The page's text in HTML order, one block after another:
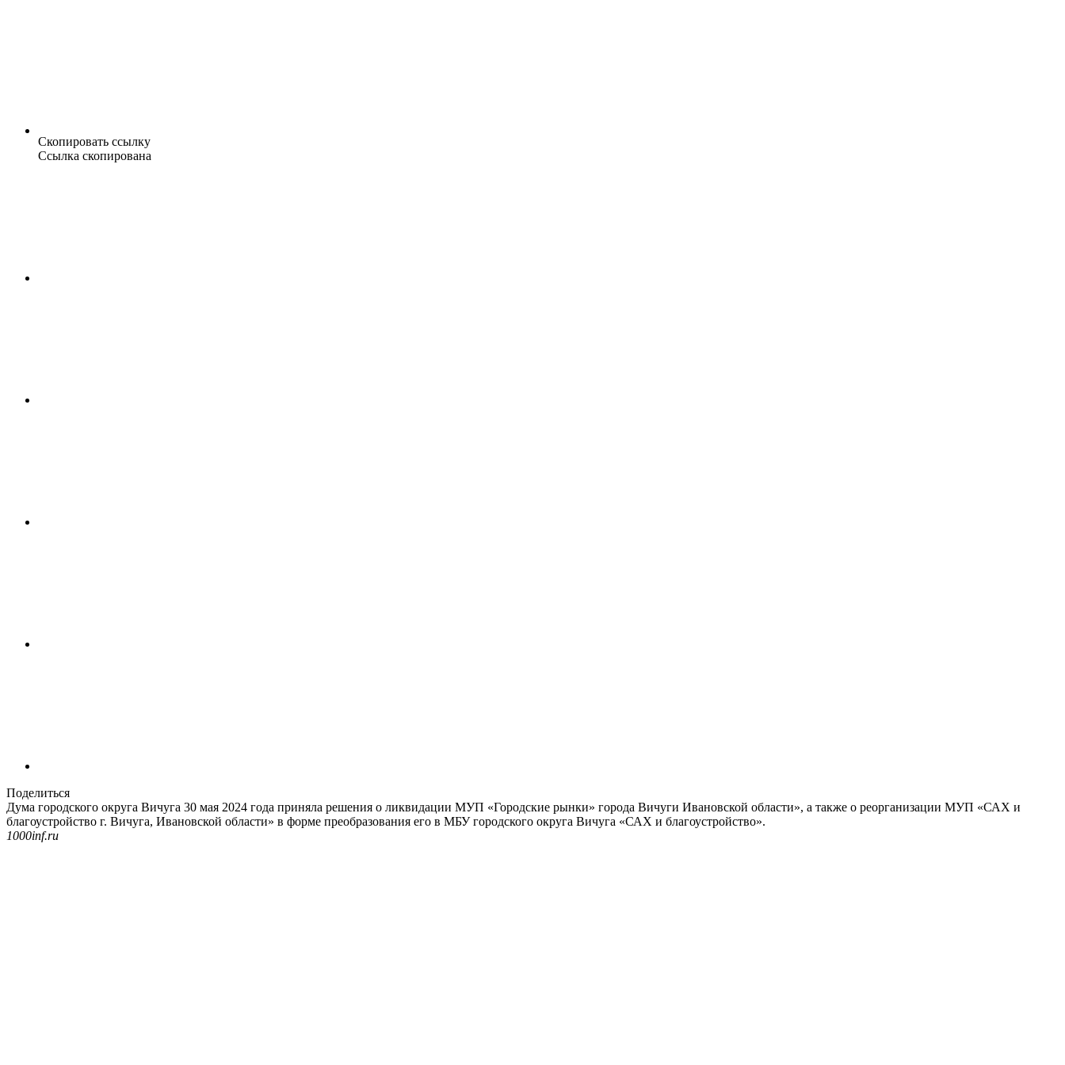
Скопировать ссылку
Ссылка скопирована
Поделиться
Дума городского округа Вичуга 30 мая 2024 года приняла решения о ликвидации МУП «Городские рынки» города Вичуги Ивановской области», а также о реорганизации МУП «САХ и
благоустройство г. Вичуга, Ивановской области» в форме преобразования его в МБУ городского округа Вичуга «САХ и благоустройство».
1000inf.ru